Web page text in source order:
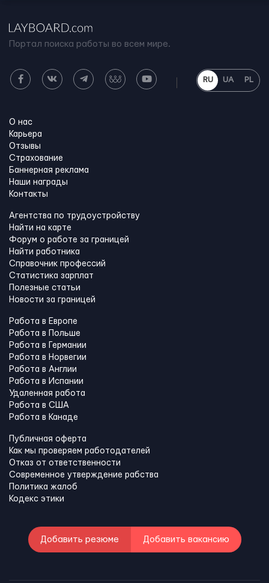
Портал поиска работы во всем мире.
RU UA PL
О нас
Карьера
Отзывы
Страхование
Баннерная реклама
Наши награды
Контакты
Агентства по трудоустройству
Найти на карте
Форум о работе за границей
Найти работника
Справочник профессий
Статистика зарплат
Полезные статьи
Новости за границей
Работа в Европе
Работа в Польше
Работа в Германии
Работа в Норвегии
Работа в Англии
Работа в Испании
Удаленная работа
Работа в США
Работа в Канадe
Публичная оферта
Как мы проверяем работодателей
Отказ от ответственности
Современное утверждение рабства
Политика жалоб
Кодекс этики
Добавить резюме Добавить вакансию